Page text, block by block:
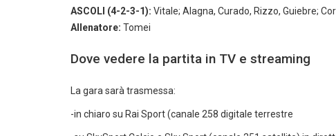
ASCOLI (4-2-3-1): Vitale; Alagna, Curado, Rizzo, Guiebre;
Allenatore: Tomei
Dove vedere la partita in TV e streaming
La gara sarà trasmessa:
-in chiaro su Rai Sport (canale 258 digitale terrestre